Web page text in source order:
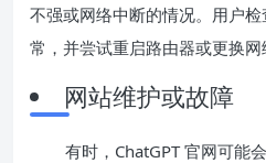
不强或网络中断的情况。用户
常，并尝试重启路由器或更换网
网站维护或故障
有时，ChatGPT 官网可能